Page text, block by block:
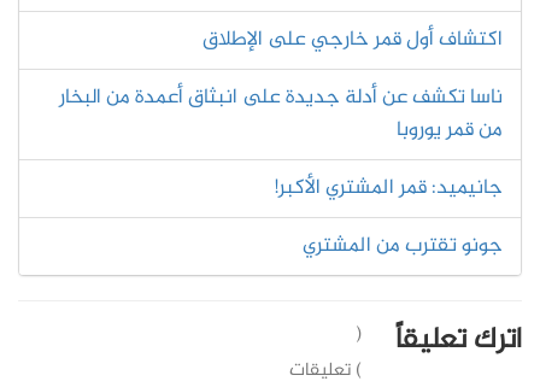
اكتشاف أول قمر خارجي على الإطلاق
ناسا تكشف عن أدلة جديدة على انبثاق أعمدة من البخار
من قمر يوروبا
جانيميد: قمر المشتري الأكبر!
جونو تقترب من المشتري
اترك تعليقاً
(
) تعليقات